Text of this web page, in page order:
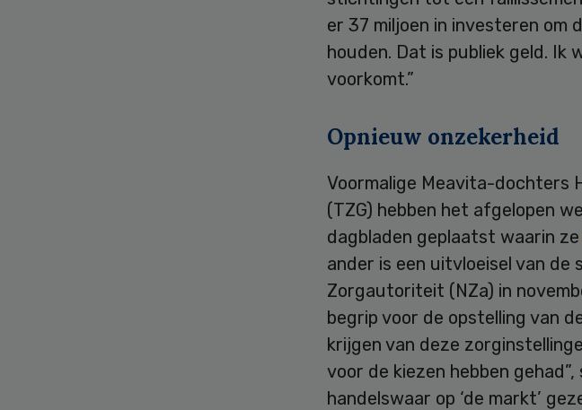
er 37 miljoen in investeren om
houden. Dat is publiek geld. Ik
voorkomt.”
Opnieuw onzekerheid
Voormalige Meavita-dochters
(TZG) hebben het afgelopen
dagbladen geplaatst waarin ze
ander is een uitvloeisel van de
Zorgautoriteit (NZa) in
begrip voor de opstelling van
krijgen van deze
voor de kiezen hebben
handelswaar op ‘de markt’